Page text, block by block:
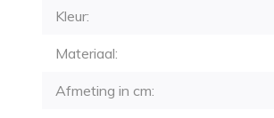
Kleur:
Materiaal:
Afmeting in cm: